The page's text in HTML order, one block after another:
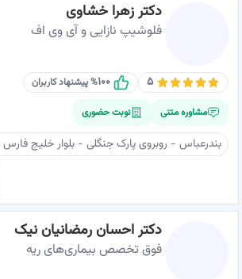
دکتر زهرا خشاوی
فلوشیپ نازایی و آی وی اف
۵ ۱۰۰% پیشنهاد کاربران
مشاوره متنی نوبت حضوری
دکتر احسان رمضانیان نیک
فوق تخصص بیماری‌های ریه